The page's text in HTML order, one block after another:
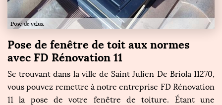
Pose de fenêtre de toit aux normes
avec FD Rénovation 11
Se trouvant dans la ville de Saint Julien De Briola 11270,
vous pouvez remettre à notre entreprise FD Rénovation
11 la pose de votre fenêtre de toiture. Étant une